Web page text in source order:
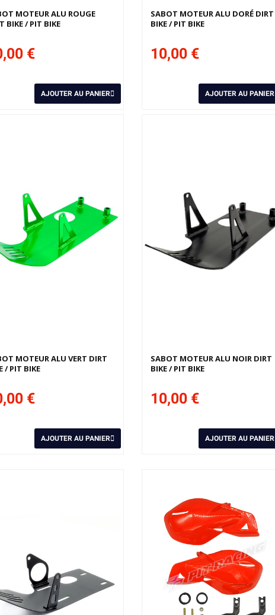
MOTEUR ALU ROUGE
BIKE / PIT BIKE
€
AJOUTER AU PANIER
SABOT MOTEUR ALU DORÉ DIRT
BIKE / PIT BIKE
10,00 €
AJOUTER AU PANIER
MOTEUR ALU VERT DIRT
/ PIT BIKE
€
AJOUTER AU PANIER
SABOT MOTEUR ALU NOIR DIRT
BIKE / PIT BIKE
10,00 €
AJOUTER AU PANIER